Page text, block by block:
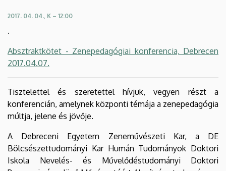
2017. 04. 04., K – 12:00
.
Absztraktkötet - Zenepedagógiai konferencia, Debrecen
2017.04.07.
Tisztelettel és szeretettel hívjuk, vegyen részt a
konferencián, amelynek központi témája a zenepedagógia
múltja, jelene és jövője.
A Debreceni Egyetem Zeneművészeti Kar, a DE
Bölcsészettudományi Kar Humán Tudományok Doktori
Iskola Nevelés- és Művelődéstudományi Doktori